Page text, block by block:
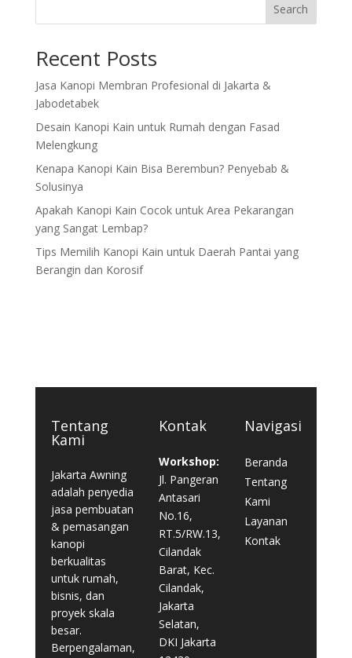
Search
Recent Posts
Jasa Kanopi Membran Profesional di Jakarta &
Jabodetabek
Desain Kanopi Kain untuk Rumah dengan Fasad
Melengkung
Kenapa Kanopi Kain Bisa Berembun? Penyebab &
Solusinya
Apakah Kanopi Kain Cocok untuk Area Pekarangan
yang Sangat Lembap?
Tips Memilih Kanopi Kain untuk Daerah Pantai yang
Berangin dan Korosif
Tentang
Kami
Jakarta Awning
adalah penyedia
jasa pembuatan
& pemasangan
kanopi
berkualitas
untuk rumah,
bisnis, dan
proyek skala
besar.
Berpengalaman,
Kontak
Workshop:
Jl. Pangeran
Antasari
No.16,
RT.5/RW.13,
Cilandak
Barat, Kec.
Cilandak,
Jakarta
Selatan,
DKI Jakarta
Navigasi
Beranda
Tentang
Kami
Layanan
Kontak